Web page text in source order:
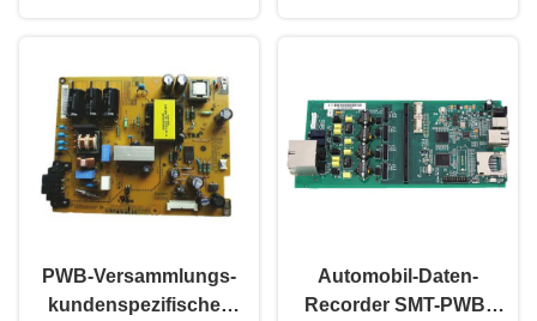
PWB-Versammlungs-
kundenspezifisches
Automobil-Daten-
Recorder SMT-PWB-